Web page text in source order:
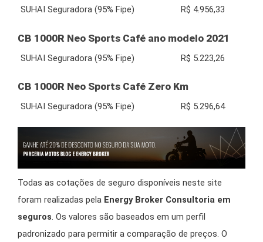
SUHAI Seguradora (95% Fipe) R$ 4.956,33
CB 1000R Neo Sports Café ano modelo 2021
SUHAI Seguradora (95% Fipe) R$ 5.223,26
CB 1000R Neo Sports Café Zero Km
SUHAI Seguradora (95% Fipe) R$ 5.296,64
Todas as cotações de seguro disponíveis neste site
foram realizadas pela Energy Broker Consultoria em
seguros . Os valores são baseados em um perfil
padronizado para permitir a comparação de preços. O